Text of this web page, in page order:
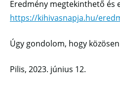
Eredmény megtekinthető és
https://kihivasnapja.hu/
Úgy gondolom, hogy
Pilis, 2023. június 12.